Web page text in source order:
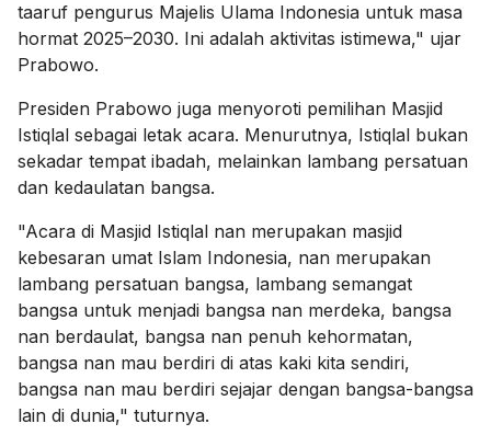
taaruf pengurus Majelis Ulama Indonesia untuk masa
hormat 2025–2030. Ini adalah aktivitas istimewa," ujar
Prabowo.
Presiden Prabowo juga menyoroti pemilihan Masjid
Istiqlal sebagai letak acara. Menurutnya, Istiqlal bukan
sekadar tempat ibadah, melainkan lambang persatuan
dan kedaulatan bangsa.
"Acara di Masjid Istiqlal nan merupakan masjid
kebesaran umat Islam Indonesia, nan merupakan
lambang persatuan bangsa, lambang semangat
bangsa untuk menjadi bangsa nan merdeka, bangsa
nan berdaulat, bangsa nan penuh kehormatan,
bangsa nan mau berdiri di atas kaki kita sendiri,
bangsa nan mau berdiri sejajar dengan bangsa-bangsa
lain di dunia," tuturnya.